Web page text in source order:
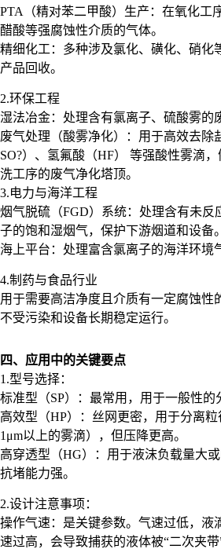
PTA（精对苯二甲酸）生产：在氧化工
醋酸等强腐蚀性介质的气体。
精细化工：多种涉及氯化、磺化、硝化
产品回收。
2.环保工程
湿法冶金：处理含有氯离子、硫酸雾的
废气处理（酸雾净化）：用于高效去除
SO?）、氢氟酸（HF） 等强酸性雾滴
洗工序的废气净化塔顶。
3.电力与海洋工程
烟气脱硫（FGD）系统：处理含有未反
子的饱和湿烟气，保护下游烟道和设备。
海上平台：处理富含氯离子的海洋环境
4.制药与食品行业
用于需要高洁净度且介质有一定腐蚀性
不受污染和设备长期稳定运行。
四、应用中的关键要点
1.型号选择：
标准型（SP）：最常用，用于一般性的
高效型（HP）：丝网更密，用于分离
1μm以上的雾滴），但压降更高。
高穿透型（HG）：用于液沫负载量大
抗堵能力强。
2.设计注意事项：
操作气速：是关键参数。气速过低，液
速过高，会导致捕获的液体被“二次夹